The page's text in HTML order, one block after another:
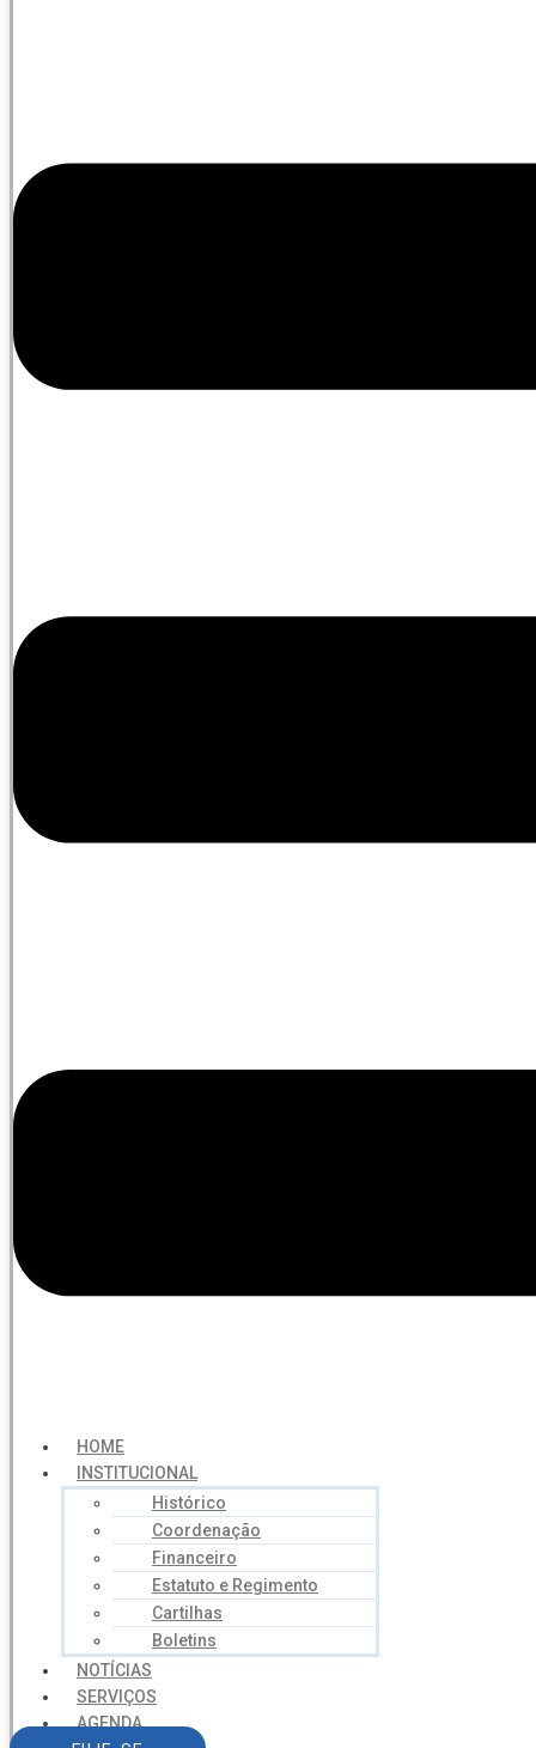
HOME
INSTITUCIONAL
Histórico
Coordenação
Financeiro
Estatuto e Regimento
Cartilhas
Boletins
NOTÍCIAS
SERVIÇOS
AGENDA